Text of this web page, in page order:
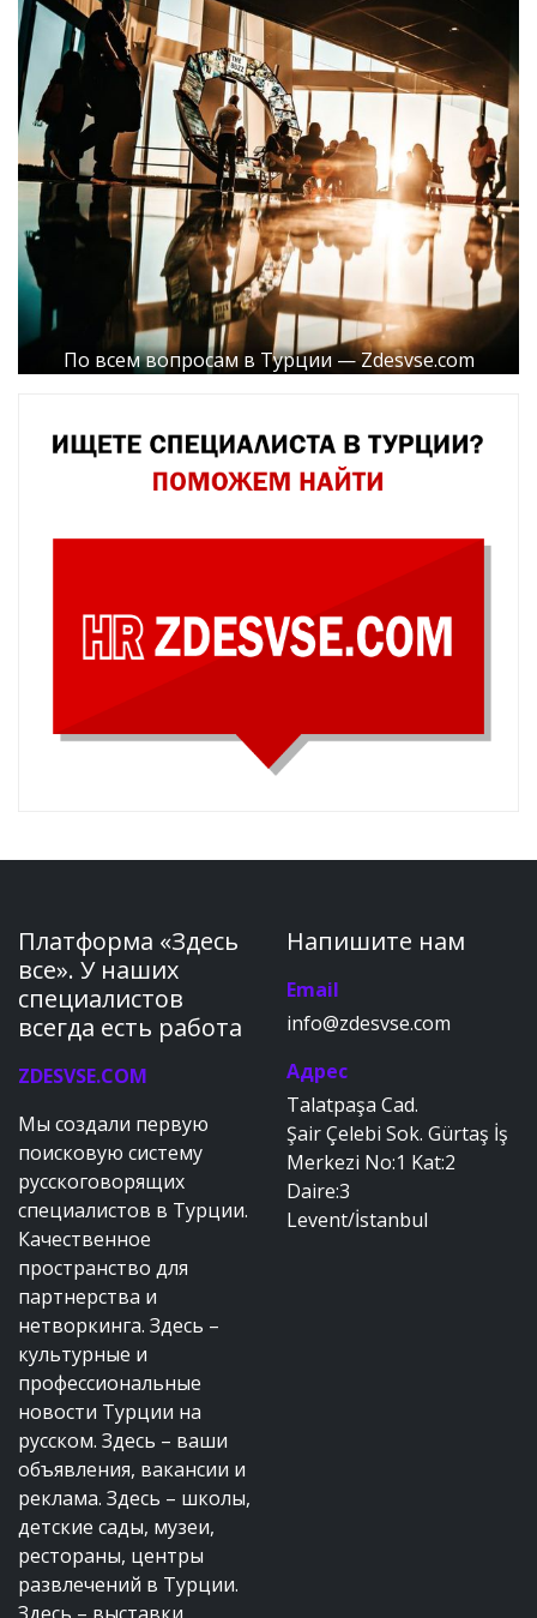
По всем вопросам в Турции — Zdesvse.com
Платформа «Здесь
все». У наших
специалистов
всегда есть работа
ZDESVSE.COM
Мы создали первую
поисковую систему
русскоговорящих
специалистов в Турции.
Качественное
пространство для
партнерства и
нетворкинга. Здесь –
культурные и
профессиональные
новости Турции на
русском. Здесь – ваши
объявления, вакансии и
реклама. Здесь – школы,
детские сады, музеи,
рестораны, центры
развлечений в Турции.
Напишите нам
Email
info@zdesvse.com
Адрес
Talatpaşa Cad.
Şair Çelebi Sok. Gürtaş İş
Merkezi No:1 Kat:2
Daire:3
Levent/İstanbul